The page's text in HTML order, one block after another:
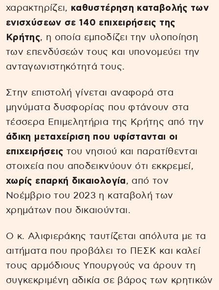
χαρακτηρίζει, καθυστέρηση καταβολής των
ενισχύσεων σε 140 επιχειρήσεις της
Κρήτης, η οποία εμποδίζει την υλοποίηση
των επενδύσεών τους και υπονομεύει την
ανταγωνιστηκότητά τους.
Στην επιστολή γίνεται αναφορά στα
μηνύματα δυσφορίας που φτάνουν στα
τέσσερα Επιμελητήρια της Κρήτης από την
άδικη μεταχείριση που υφίστανται οι
επιχειρήσεις του νησιού και παρατίθενται
στοιχεία που αποδεικνύουν ότι εκκρεμεί,
χωρίς επαρκή δικαιολογία, από τον
Νοέμβριο του 2023 η καταβολή των
χρημάτων που δικαιούνται.
Ο κ. Αλιφιεράκης ταυτίζεται απόλυτα με τα
αιτήματα που προβάλει το ΠΕΣΚ και καλεί
τους αρμόδιους Υπουργούς να άρουν τη
συγκεκριμένη αδικία σε βάρος των κρητικών